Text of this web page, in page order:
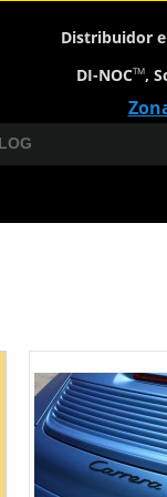
Distribuidor
DI-NOCTM,